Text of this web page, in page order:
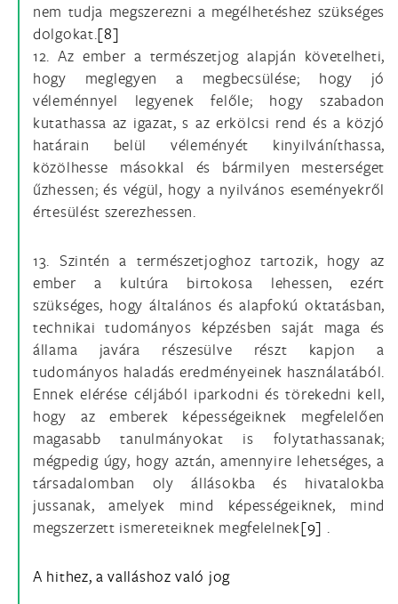
nem tudja megszerezni a megélhetéshez szükséges
dolgokat.[8]
12. Az ember a természetjog alapján követelheti,
hogy meglegyen a megbecsülése; hogy jó
véleménnyel legyenek felőle; hogy szabadon
kutathassa az igazat, s az erkölcsi rend és a közjó
határain belül véleményét kinyilváníthassa,
közölhesse másokkal és bármilyen mesterséget
űzhessen; és végül, hogy a nyilvános eseményekről
értesülést szerezhessen.
13. Szintén a természetjoghoz tartozik, hogy az
ember a kultúra birtokosa lehessen, ezért
szükséges, hogy általános és alapfokú oktatásban,
technikai tudományos képzésben saját maga és
állama javára részesülve részt kapjon a
tudományos haladás eredményeinek használatából.
Ennek elérése céljából iparkodni és törekedni kell,
hogy az emberek képességeiknek megfelelően
magasabb tanulmányokat is folytathassanak;
mégpedig úgy, hogy aztán, amennyire lehetséges, a
társadalomban oly állásokba és hivatalokba
jussanak, amelyek mind képességeiknek, mind
megszerzett ismereteiknek megfelelnek[9] .
A hithez, a valláshoz való jog